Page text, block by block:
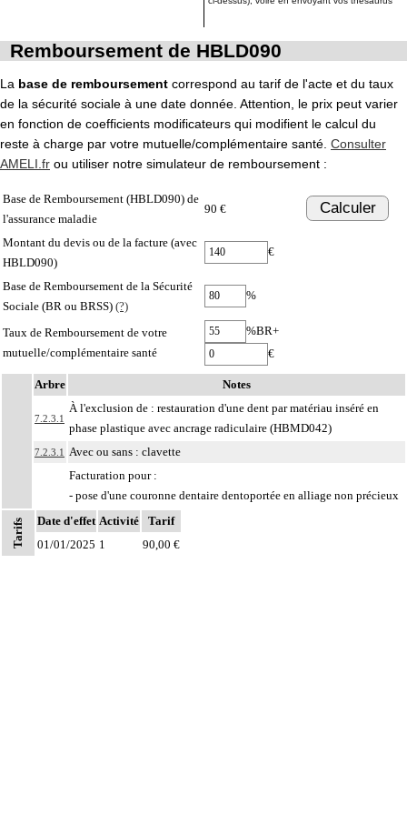
Remboursement de HBLD090
La base de remboursement correspond au tarif de l'acte et du taux
de la sécurité sociale à une date donnée. Attention, le prix peut varier
en fonction de coefficients modificateurs qui modifient le calcul du
reste à charge par votre mutuelle/complémentaire santé. Consulter
AMELI.fr ou utiliser notre simulateur de remboursement :
Base de Remboursement (HBLD090) de
l'assurance maladie
90 € Calculer
Montant du devis ou de la facture (avec
HBLD090)
€
Base de Remboursement de la Sécurité
Sociale (BR ou BRSS) (?)
%
Taux de Remboursement de votre
mutuelle/complémentaire santé
%BR+
€
Arbre Notes
7.2.3.1
À l'exclusion de : restauration d'une dent par matériau inséré en
phase plastique avec ancrage radiculaire (HBMD042)
7.2.3.1 Avec ou sans : clavette
Facturation pour :
- pose d'une couronne dentaire dentoportée en alliage non précieux
(HBLD038),
- pose d'une couronne dentaire dentoportée céramométallique sur
une incisive, une canine ou une première prémolaire (HBLD634),
Tarifs Date d'effet Activité
Tarif
01/01/2025 1 90,00 €